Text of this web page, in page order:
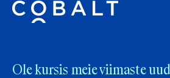
Ole kursis meie viimaste